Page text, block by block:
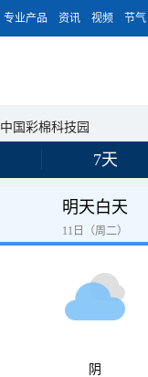
专业产品 资讯 视频 节气
中国彩棉科技园
7天
明天白天
11日（周二）
阴